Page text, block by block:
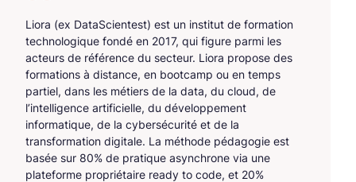
Liora (ex DataScientest) est un institut de formation
technologique fondé en 2017, qui figure parmi les
acteurs de référence du secteur. Liora propose des
formations à distance, en bootcamp ou en temps
partiel, dans les métiers de la data, du cloud, de
l’intelligence artificielle, du développement
informatique, de la cybersécurité et de la
transformation digitale. La méthode pédagogie est
basée sur 80% de pratique asynchrone via une
plateforme propriétaire ready to code, et 20%